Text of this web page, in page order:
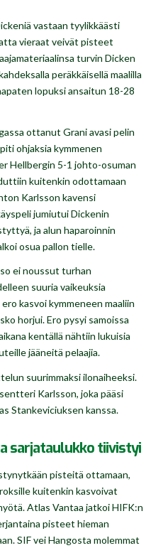
vastaan tyylikkäästi
vieraat veivät pisteet
turvin Dicken
peräkkäisellä maalilla
lopuksi ansaitun 18-28
ottanut Grani avasi pelin
ohjaksia kymmenen
Hellbergin 5-1 johto-osuman
kuitenkin odottamaan
Karlsson kavensi
jumiutui Dickenin
ja alun haparoinnin
osua pallon tielle.
ei noussut turhan
suuria vaikeuksia
kasvoi kymmeneen maaliin
horjui. Ero pysyi samoissa
kentällä nähtiin lukuisia
jääneitä pelaajia.
suurimmaksi ilonaiheeksi.
Karlsson, joka pääsi
Stankeviciuksen kanssa.
sarjataulukko tiivistyi
pisteitä ottamaan,
kuitenkin kasvoivat
Atlas Vantaa jatkoi HIFK:n
pisteet hieman
SIF vei Hangosta molemmat